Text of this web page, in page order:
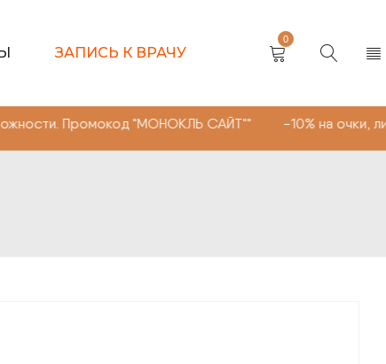
ЗАПИСЬ К ВРАЧУ
0
САЙТ"" -10% на очки, линзы